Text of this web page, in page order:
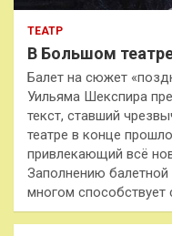
ТЕАТР
В Большом
Балет на сюжет
Уильяма Шекспира
текст, ставший
театре в конце
привлекающий всё
Заполнению балетной
многом способствует